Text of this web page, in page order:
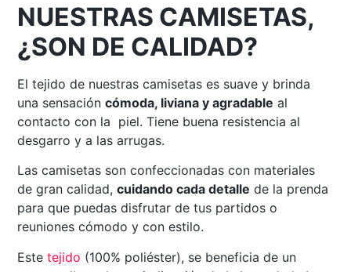
NUESTRAS CAMISETAS,
¿SON DE CALIDAD?
El tejido de nuestras camisetas es suave y brinda
una sensacióncómoda, liviana y agradable al
contacto con la piel. Tiene buena resistencia al
desgarro y a las arrugas.
Las camisetas son confeccionadas con materiales
de gran calidad,cuidando cada detalle de la prenda
para que puedas disfrutar de tus partidos o
reuniones cómodo y con estilo.
Estetejido (100% poliéster), se beneficia de un